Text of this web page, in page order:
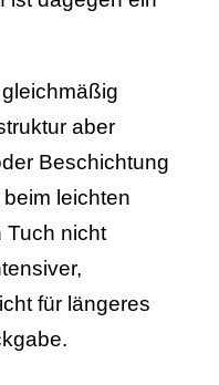
aber
Beschichtung
leichten
Tuch nicht
für längeres